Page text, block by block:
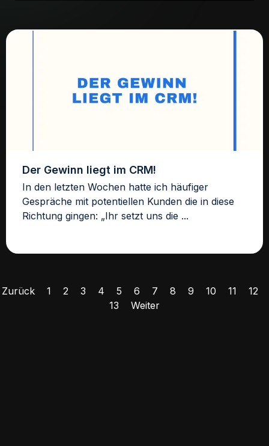
Der Gewinn liegt im CRM!
In den letzten Wochen hatte ich häufiger
Gespräche mit potentiellen Kunden die in diese
Richtung gingen: „Ihr setzt uns die ...
Zurück 1 2 3 4 5 6 7 8 9 10 11
12
13
Weiter